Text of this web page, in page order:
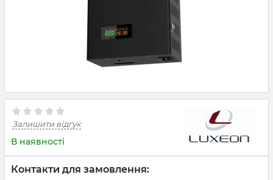
Залишити відгук
В наявності
Контакти для замовлення: